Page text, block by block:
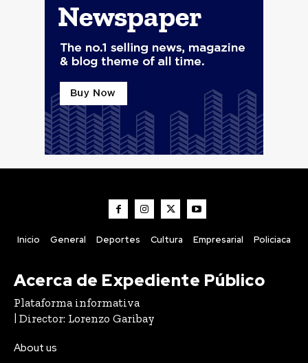
Inicio General Deportes Cultura Empresarial Policiaca
Acerca de Expediente Público
Plataforma informativa
| Director: Lorenzo Garibay
About us